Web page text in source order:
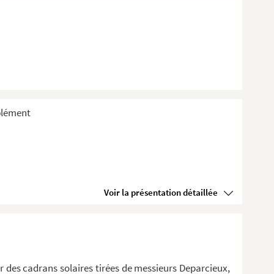
Voir la présentation détaillée
cadrans solaires tirées de messieurs Deparcieux,